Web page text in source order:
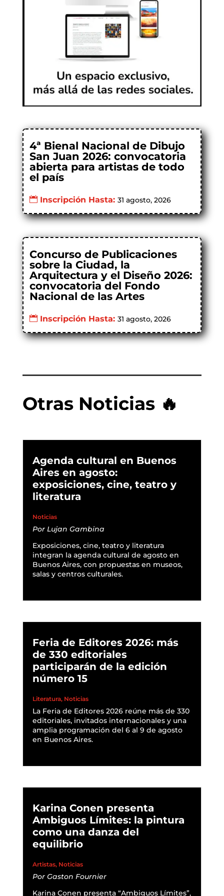
4ª Bienal Nacional de Dibujo
San Juan 2026: convocatoria
abierta para artistas de todo
el país
Inscripción Hasta: 31 agosto, 2026
Concurso de Publicaciones
sobre la Ciudad, la
Arquitectura y el Diseño 2026:
convocatoria del Fondo
Nacional de las Artes
Inscripción Hasta: 31 agosto, 2026
Otras Noticias 🔥
Agenda cultural en Buenos
Aires en agosto:
exposiciones, cine, teatro y
literatura
Noticias
Por Lujan Gambina
Exposiciones, cine, teatro y literatura
integran la agenda cultural de agosto en
Buenos Aires, con propuestas en museos,
salas y centros culturales.
Feria de Editores 2026: más
de 330 editoriales
participarán de la edición
número 15
Literatura, Noticias
La Feria de Editores 2026 reúne más de 330
editoriales, invitados internacionales y una
amplia programación del 6 al 9 de agosto
en Buenos Aires.
Karina Conen presenta
Ambiguos Límites: la pintura
como una danza del
equilibrio
Artistas, Noticias
Por Gaston Fournier
Karina Conen presenta “Ambiguos Límites”,